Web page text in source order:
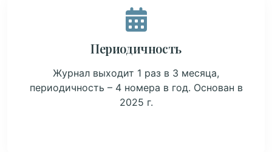
Периодичность
Журнал выходит 1 раз в 3 месяца,
периодичность – 4 номера в год. Основан в
2025 г.